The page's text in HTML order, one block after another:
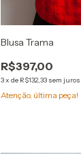
Blusa Trama
R$397,00
3x de R$132,33 sem juros
Atenção, última peça!